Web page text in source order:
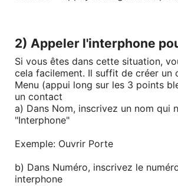
2) Appeler l'interphone
Si vous êtes dans cette situation,
cela facilement. Il suffit de créer un
Menu (appui long sur les 3 points
un contact
a) Dans Nom, inscrivez un nom qui
"Interphone"
Exemple: Ouvrir Porte
b) Dans Numéro, inscrivez le
interphone